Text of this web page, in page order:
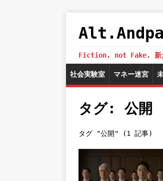
Fiction, not Fake. 新た
社会実験室 マネー迷宮
タグ: 公開
タグ "公開" (1 記事)